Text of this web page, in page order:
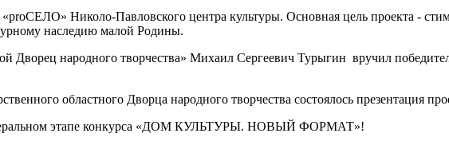
Николо-Павловского центра культуры. Основная цель проекта -
наследию малой Родины.
Дворец народного творчества» Михаил Сергеевич Турыгин вручил
областного Дворца народного творчества состоялось презентация
этапе конкурса «ДОМ КУЛЬТУРЫ. НОВЫЙ ФОРМАТ»!